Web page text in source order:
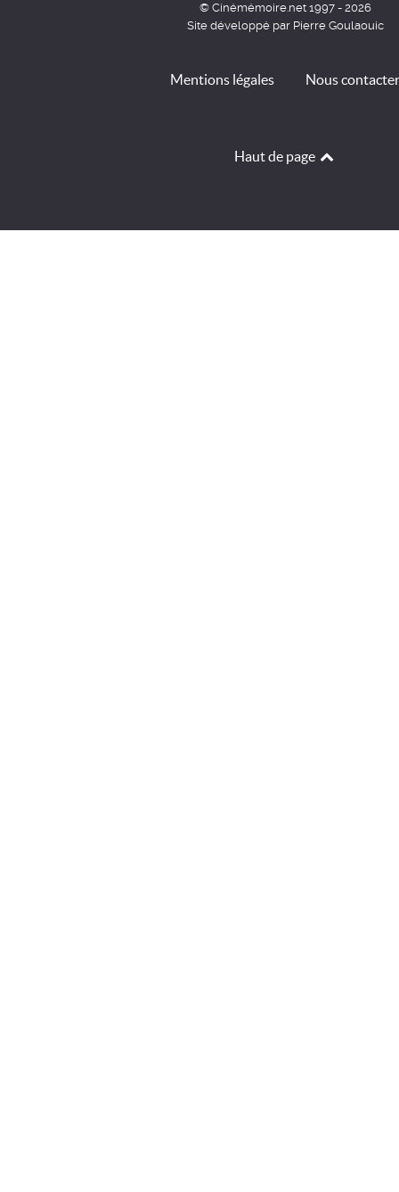
© Cinémémoire.net 1997 - 2026
Site développé par Pierre Goulaouic
Mentions légales Nous contacter
Haut de page